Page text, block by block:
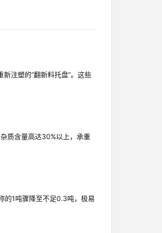
注塑的“翻新料托盘”。这些
质含量高达30%以上，承重
的1吨骤降至不足0.3吨，极易